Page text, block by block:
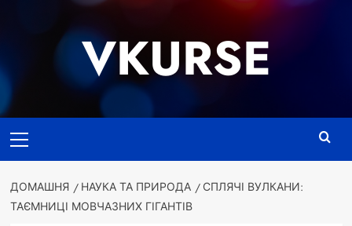
VKURSE
меню
ДОМАШНЯ НАУКА ТА ПРИРОДА
СПЛЯЧІ ВУЛКАНИ:
ТАЄМНИЦІ МОВЧАЗНИХ ГІГАНТІВ